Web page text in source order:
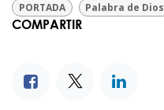
PORTADA
Palabra de Dios
COMPARTIR